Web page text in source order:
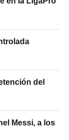
del
Messi, a los